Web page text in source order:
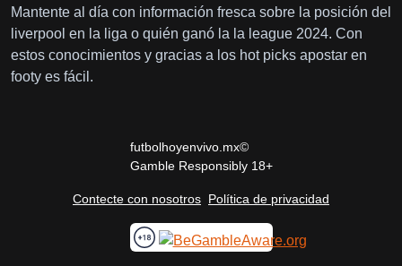
Mantente al día con información fresca sobre la posición del
liverpool en la liga o quién ganó la la league 2024. Con
estos conocimientos y gracias a los hot picks apostar en
footy es fácil.
futbolhoyenvivo.mx©
Gamble Responsibly 18+
Contecte con nosotros Política de privacidad